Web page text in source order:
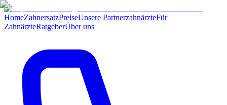
HomeZahnersatzPreiseUnsere PartnerzahnärzteFür
ZahnärzteRatgeberÜber uns